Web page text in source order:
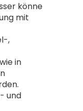
könne
mit
,
in
und